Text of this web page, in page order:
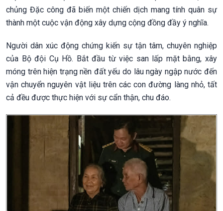
chủng Đặc công đã biến một chiến dịch mang tính quân sự
thành một cuộc vận động xây dựng cộng đồng đầy ý nghĩa.
Người dân xúc động chứng kiến sự tận tâm, chuyên nghiệp
của Bộ đội Cụ Hồ. Bắt đầu từ việc san lấp mặt bằng, xây
móng trên hiện trạng nền đất yếu do lâu ngày ngập nước đến
vận chuyển nguyên vật liệu trên các con đường làng nhỏ, tất
cả đều được thực hiện với sự cẩn thận, chu đáo.